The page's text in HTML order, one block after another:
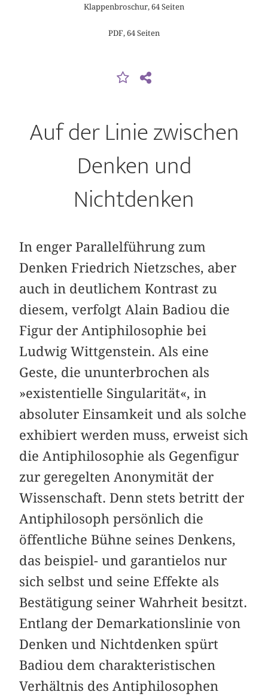
Klappenbroschur, 64 Seiten
PDF, 64 Seiten
Auf der Linie zwischen
Denken und
Nichtdenken
In enger Parallelführung zum
Denken Friedrich Nietzsches, aber
auch in deutlichem Kontrast zu
diesem, verfolgt Alain Badiou die
Figur der Antiphilosophie bei
Ludwig Wittgenstein. Als eine
Geste, die ununterbrochen als
»existentielle Singularität«, in
absoluter Einsamkeit und als solche
exhibiert werden muss, erweist sich
die Antiphilosophie als Gegenfigur
zur geregelten Anonymität der
Wissenschaft. Denn stets betritt der
Antiphilosoph per­sönlich die
öffentliche Bühne seines Denkens,
das beispiel- und garantielos nur
sich selbst und seine Effekte als
Bestätigung seiner Wahrheit besitzt.
Entlang der Demarkationslinie von
Denken und Nichtdenken spürt
Badiou dem charakteristischen
Verhältnis des Antiphilosophen